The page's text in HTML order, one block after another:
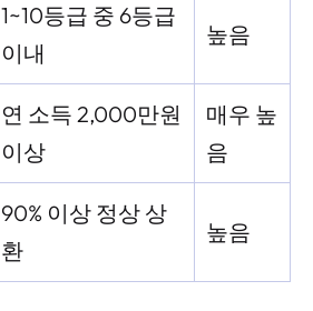
1~10등급 중 6등급
이내
높음
연 소득 2,000만원
이상
매우 높
음
90% 이상 정상 상
환
높음